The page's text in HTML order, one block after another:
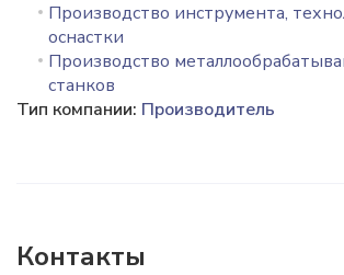
Производство инструмента,
оснастки
Производство
станков
Тип компании: Производитель
Контакты